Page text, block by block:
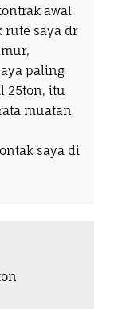
awal
rute saya dr
paling
25ton, itu
muatan
saya di